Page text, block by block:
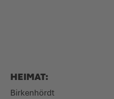
HEIMAT:
Birkenhördt